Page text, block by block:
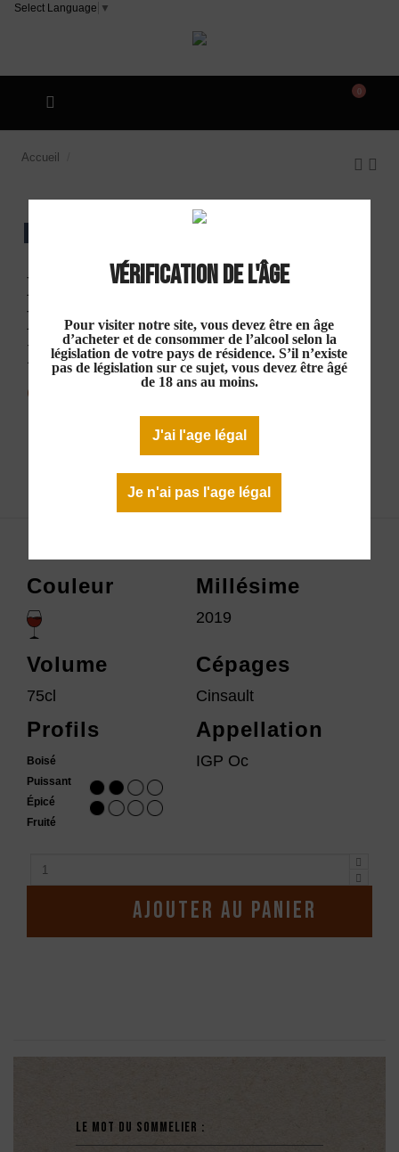
Vérification de l'âge
Pour visiter notre site, vous devez être en âge
d’acheter et de consommer de l’alcool selon la
législation de votre pays de résidence. S’il n’existe
pas de législation sur ce sujet, vous devez être âgé
de 18 ans au moins.
J'ai l'age légal
Je n'ai pas l'age légal
Select Language ▼
0
Accueil
Domaine Combe
Blanche "Misundertsood"
IGP Oc Rouge 2019
9,00 €
Télécharger la fiche technique
Couleur Millésime
2019
Volume
75cl
Cépages
Cinsault
Profils
Boisé
Puissant
Épicé
Fruité
Appellation
IGP Oc
Ajouter au panier
Le mot du sommelier :